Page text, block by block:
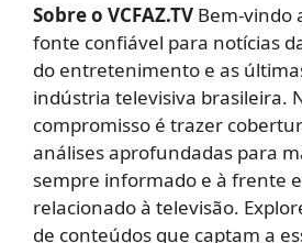
Sobre o VCFAZ.TV Bem-vindo
fonte confiável para notícias
do entretenimento e as
indústria televisiva brasileira.
compromisso é trazer
análises aprofundadas para
sempre informado e à frente
relacionado à televisão.
de conteúdos que captam a